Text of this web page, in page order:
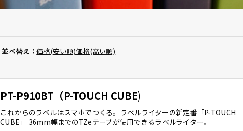
並べ替え：価格(安い順)価格(高い順)
PT-P910BT（P-TOUCH CUBE)
これからのラベルはスマホでつくる。ラベルライターの新定番「P-TOUCH
CUBE」 36mm幅までのTZeテープが使用できるラベルライター。